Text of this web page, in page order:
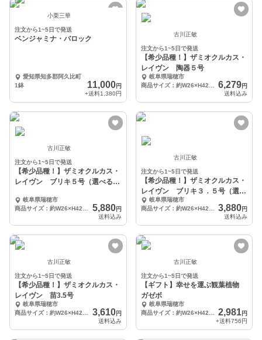
小栗三華
注文から1~5日で発送
ベンジャミナ・バロック
愛知県知多郡阿久比町
1鉢
11,000円
+送料1,380円
古川正敏
注文から1~5日で発送
【希少品種！】ザミオクルカス・
レイヴン 陶器５号
岐阜県瑞穂市
6,279円
送料込み
古川正敏
注文から1~5日で発送
【希少品種！】ザミオクルカス・
レイヴン ブリキ５号（選べるブ
岐阜県瑞穂市
5,880円
送料込み
古川正敏
注文から1~5日で発送
【希少品種！】ザミオクルカス・
レイヴン ブリキ３．５号（選べ
るブリキ鉢）
岐阜県瑞穂市
3,880円
送料込み
古川正敏
注文から1~5日で発送
【希少品種！】ザミオクルカス・
レイヴン 苗3.5号
岐阜県瑞穂市
3,610円
送料込み
古川正敏
注文から1~5日で発送
【ギフト】幸せを運ぶ観葉植物
ガゼボ
岐阜県瑞穂市
2,981円
+送料756円